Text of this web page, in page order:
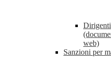
web)
Sanzioni per